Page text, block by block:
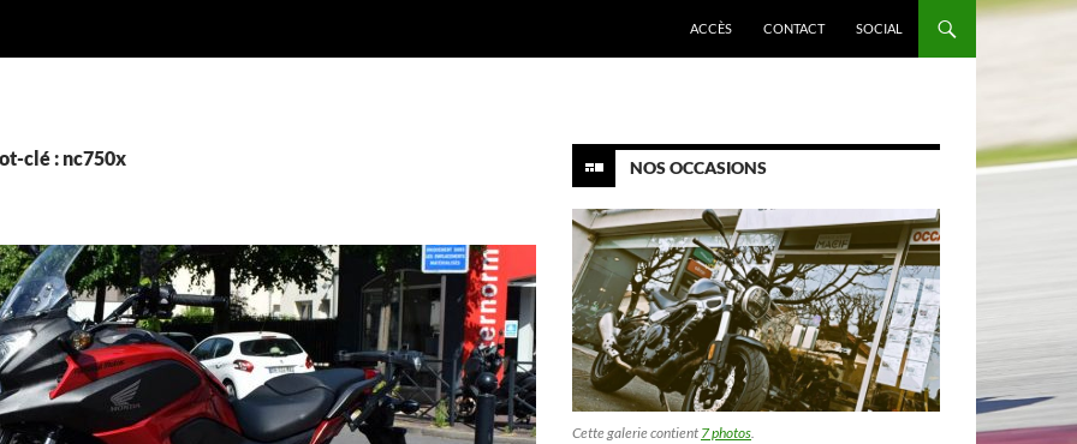
ACCÈS CONTACT SOCIAL
clé : nc750x NOS OCCASIONS
Cette galerie contient 7 photos.